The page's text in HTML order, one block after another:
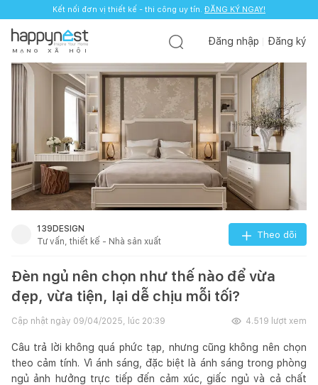
Kết nối đơn vị thiết kế - thi công uy tín. ĐĂNG KÝ NGAY!
M Ạ N G X Ã H Ộ I
Đăng nhập Đăng ký
139DESIGN
Tư vấn, thiết kế - Nhà sản xuất
Theo dõi
Đèn ngủ nên chọn như thế nào để vừa
đẹp, vừa tiện, lại dễ chịu mỗi tối?
Cập nhật ngày 09/04/2025, lúc 20:39 4.519 lượt xem
Câu trả lời không quá phức tạp, nhưng cũng không nên chọn
theo cảm tính. Vì ánh sáng, đặc biệt là ánh sáng trong phòng
ngủ ảnh hưởng trực tiếp đến cảm xúc, giấc ngủ và cả chất